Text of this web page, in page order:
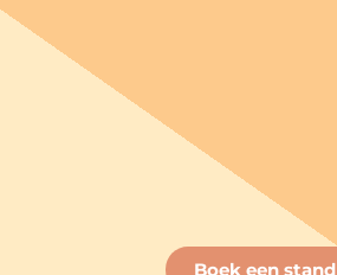
Boek een stand